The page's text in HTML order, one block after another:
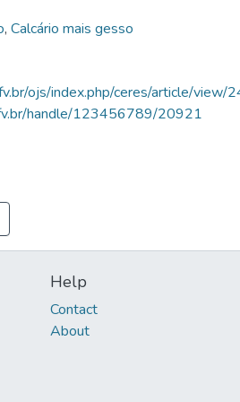
, Calcário mais gesso
ojs/index.php/ceres/article/view/
handle/123456789/20921
Help
Contact
About